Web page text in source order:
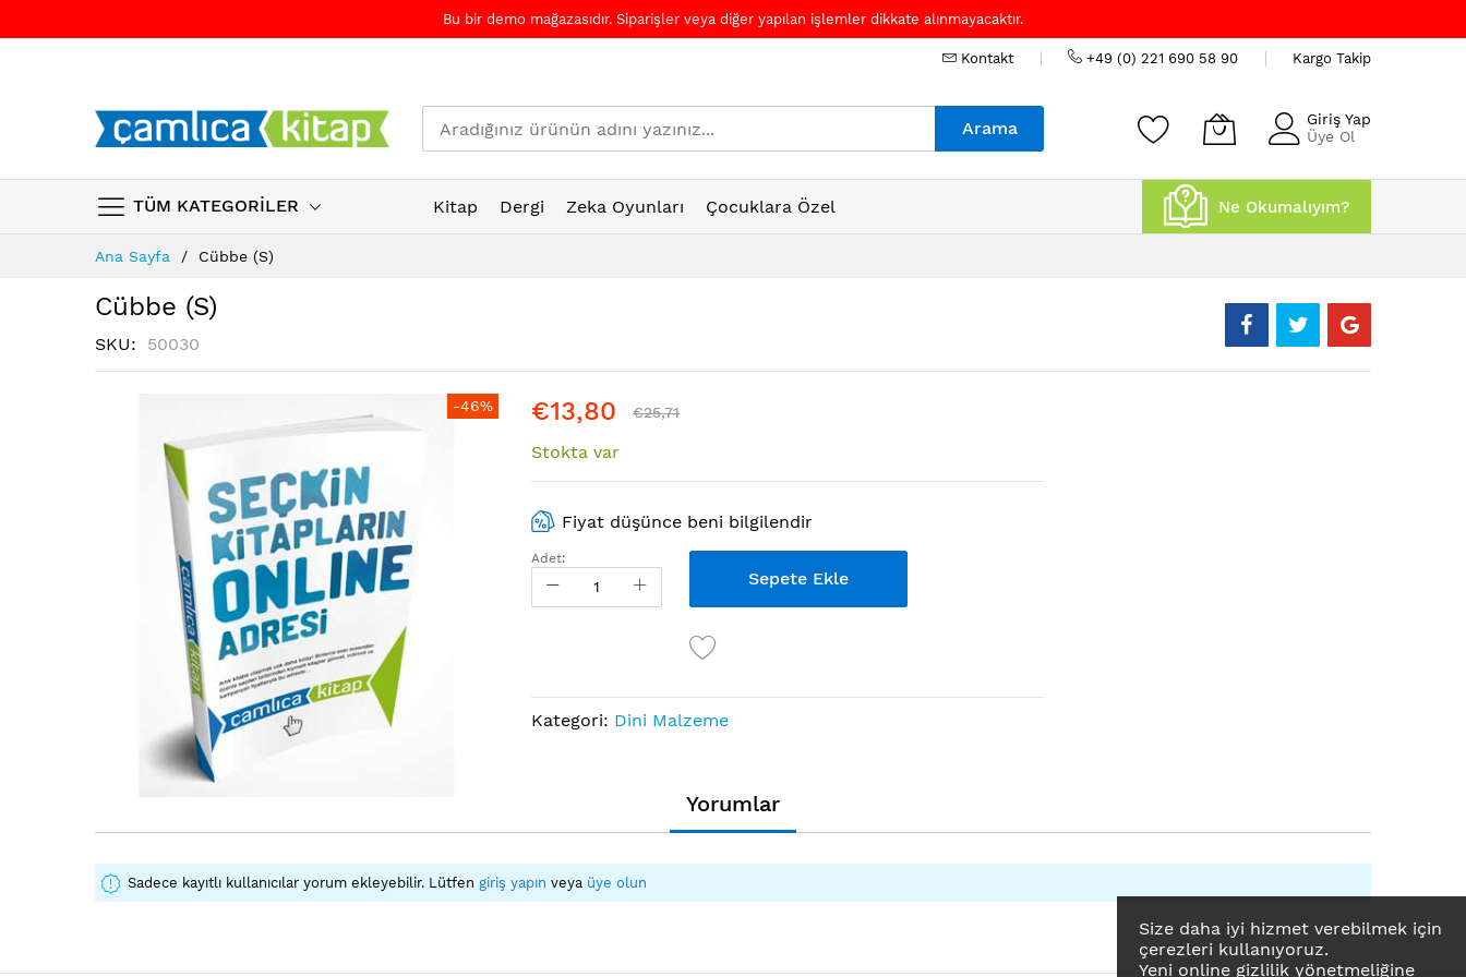
Bu bir demo mağazasıdır. Siparişler veya diğer yapılan işlemler dikkate alınmayacaktır.
Size daha iyi hizmet verebilmek için
çerezleri kullanıyoruz.
Yeni online gizlilik yönetmeliğine
Kontakt +49 (0) 221 690 58 90 Kargo Takip
TÜM KATEGORİLER
Arama
Giriş Yap
Üye Ol
Kitap Dergi Zeka Oyunları Çocuklara Özel Ne Okumalıyım?
Ana Sayfa Cübbe (S)
Cübbe (S)
SKU 50030
-46% €13,80 €25,71
Stokta var
Fiyat düşünce beni bilgilendir
Adet:
Sepete Ekle
Kategori: Dini Malzeme
Yorumlar
Sadece kayıtlı kullanıcılar yorum ekleyebilir. Lütfen giriş yapın veya üye olun